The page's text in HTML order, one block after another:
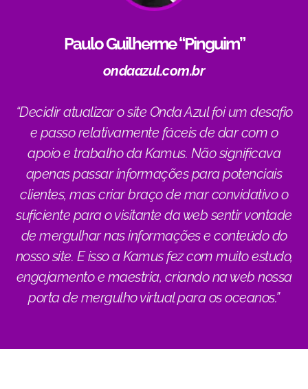
Paulo Guilherme “Pinguim”
ondaazul.com.br
“Decidir atualizar o site Onda Azul foi um desafio
e passo relativamente fáceis de dar com o
apoio e trabalho da Kamus. Não significava
apenas passar informações para potenciais
clientes, mas criar braço de mar convidativo o
suficiente para o visitante da web sentir vontade
de mergulhar nas informações e conteúdo do
nosso site. E isso a Kamus fez com muito estudo,
engajamento e maestria, criando na web nossa
porta de mergulho virtual para os oceanos.”